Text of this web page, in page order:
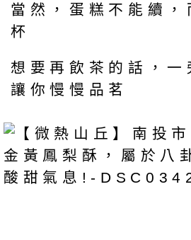
當然，蛋糕不能續，
杯
想要再飲茶的話，一
讓你慢慢品茗